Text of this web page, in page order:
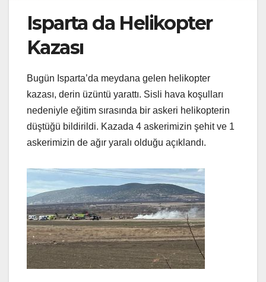
Isparta da Helikopter
Kazası
Bugün Isparta’da meydana gelen helikopter
kazası, derin üzüntü yarattı. Sisli hava koşulları
nedeniyle eğitim sırasında bir askeri helikopterin
düştüğü bildirildi. Kazada 4 askerimizin şehit ve 1
askerimizin de ağır yaralı olduğu açıklandı.